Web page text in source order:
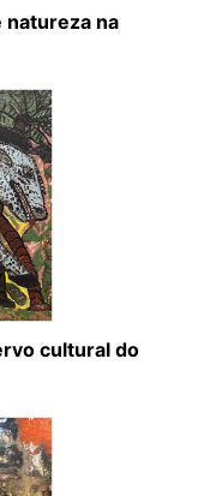
natureza na
cultural do